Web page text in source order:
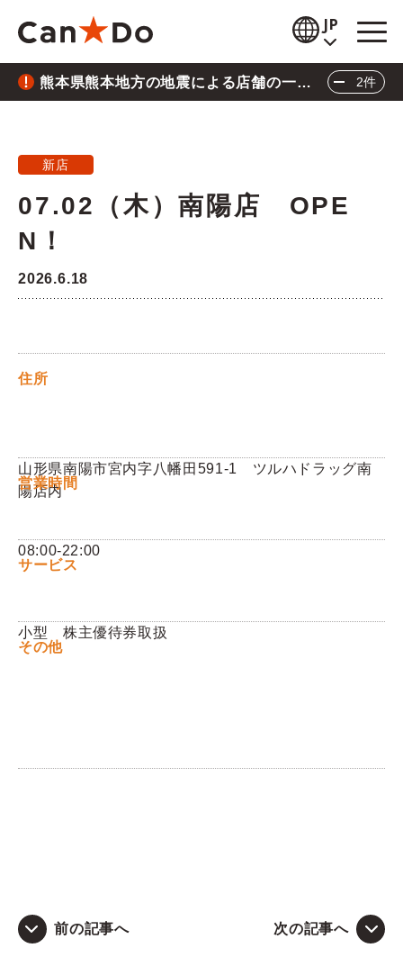
JP
閲覧補助
商品情報
企業情報
お問い合わせ
熊本県熊本地方の地震による店舗の一時
休業について
2件
熊本県熊本地方の地震による店舗の一時休業に
重要
三陸沖地震の影響による店舗の臨時休業につい
て
閉じる
新店
07.02（木）南陽店 OPE
N！
2026.6.18
住所
山形県南陽市宮内字八幡田591-1 ツルハドラッグ南
陽店内
営業時間
08:00-22:00
サービス
小型 株主優待券取扱
その他
前の記事へ 次の記事へ